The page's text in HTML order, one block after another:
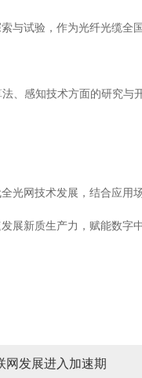
与试验，作为光纤光缆
、感知技术方面的研究
光网技术发展，结合应用
展新质生产力，赋能数字中
发展进入加速期